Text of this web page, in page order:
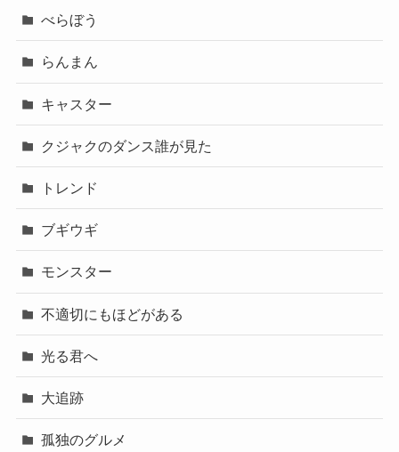
べらぼう
らんまん
キャスター
クジャクのダンス誰が見た
トレンド
ブギウギ
モンスター
不適切にもほどがある
光る君へ
大追跡
孤独のグルメ